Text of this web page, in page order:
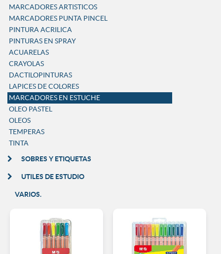
MARCADORES ARTISTICOS
MARCADORES PUNTA PINCEL
PINTURA ACRILICA
PINTURAS EN SPRAY
ACUARELAS
CRAYOLAS
DACTILOPINTURAS
LAPICES DE COLORES
MARCADORES EN ESTUCHE
OLEO PASTEL
OLEOS
TEMPERAS
TINTA
SOBRES Y ETIQUETAS
UTILES DE ESTUDIO
VARIOS.